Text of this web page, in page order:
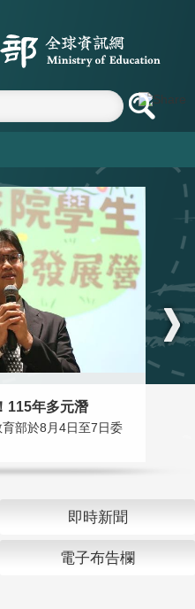
115年多元潛
部於8月4日至7日委
即時新聞
電子布告欄